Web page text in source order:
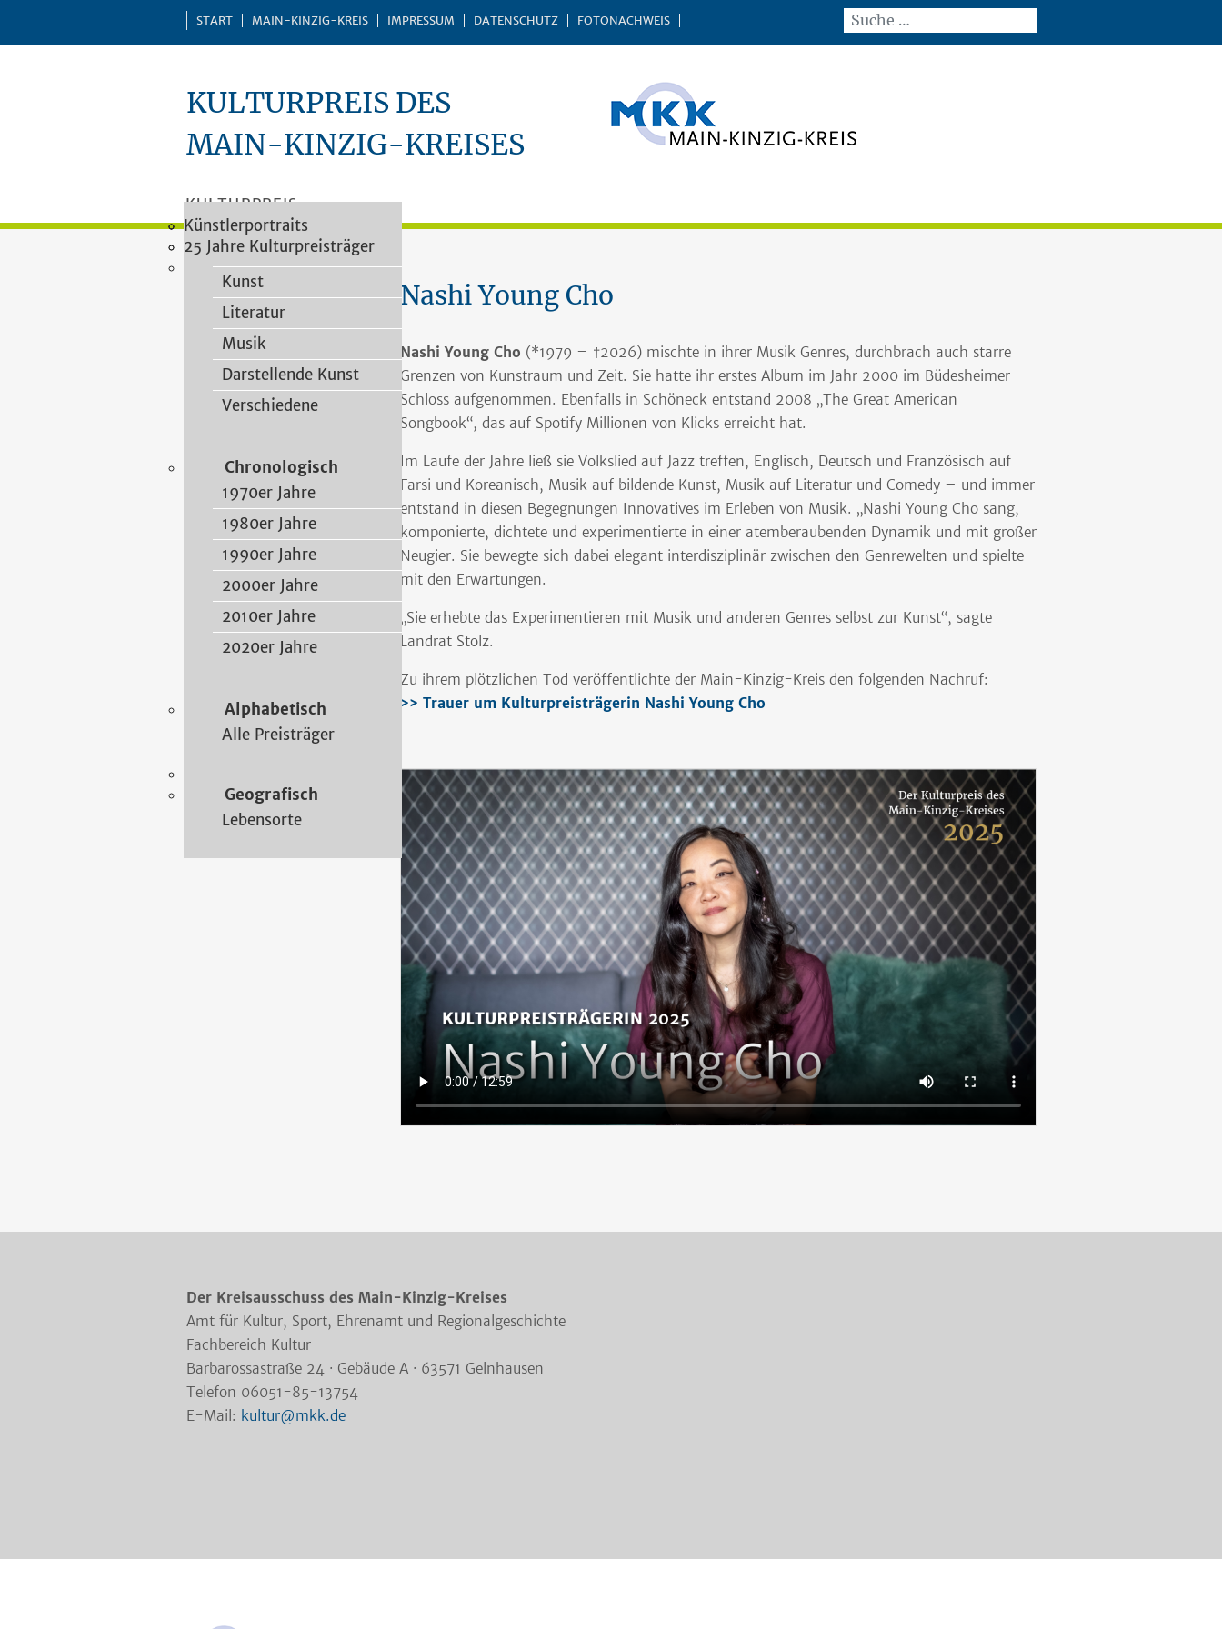
START MAIN-KINZIG-KREIS IMPRESSUM DATENSCHUTZ FOTONACHWEIS
KULTURPREIS DES
MAIN-KINZIG-KREISES
KULTURPREIS
Vergaberichtlinien
Vorschlagsformular
Kulturpreisjury
PREISTRÄGER
Kategorien
Heimatforschung
Kunst
Literatur
Musik
Darstellende Kunst
Verschiedene
Chronologisch
1970er Jahre
1980er Jahre
1990er Jahre
2000er Jahre
2010er Jahre
2020er Jahre
Alphabetisch
Alle Preisträger
Geografisch
Lebensorte
VERLEIHUNGEN
Impressionen
PUBLIKATIONEN
Künstlerportraits
25 Jahre Kulturpreisträger
Nashi Young Cho
Heidelberg 1979 – Hanau 2026
www.NYCjazz.de
Nashi Young Cho
Nashi Young Cho (*1979 – †2026) mischte in ihrer Musik Genres, durchbrach auch starre
Grenzen von Kunstraum und Zeit. Sie hatte ihr erstes Album im Jahr 2000 im Büdesheimer
Schloss aufgenommen. Ebenfalls in Schöneck entstand 2008 „The Great American
Songbook“, das auf Spotify Millionen von Klicks erreicht hat.
Im Laufe der Jahre ließ sie Volkslied auf Jazz treffen, Englisch, Deutsch und Französisch auf
Farsi und Koreanisch, Musik auf bildende Kunst, Musik auf Literatur und Comedy – und immer
entstand in diesen Begegnungen Innovatives im Erleben von Musik. „Nashi Young Cho sang,
komponierte, dichtete und experimentierte in einer atemberaubenden Dynamik und mit großer
Neugier. Sie bewegte sich dabei elegant interdisziplinär zwischen den Genrewelten und spielte
mit den Erwartungen.
„Sie erhebte das Experimentieren mit Musik und anderen Genres selbst zur Kunst“, sagte
Landrat Stolz.
Zu ihrem plötzlichen Tod veröffentlichte der Main-Kinzig-Kreis den folgenden Nachruf:
>> Trauer um Kulturpreisträgerin Nashi Young Cho
Musik 2025
Schöneck
Der Kreisausschuss des Main-Kinzig-Kreises
Amt für Kultur, Sport, Ehrenamt und Regionalgeschichte
Fachbereich Kultur
Barbarossastraße 24 · Gebäude A · 63571 Gelnhausen
Telefon 06051-85-13754
E-Mail: kultur@mkk.de